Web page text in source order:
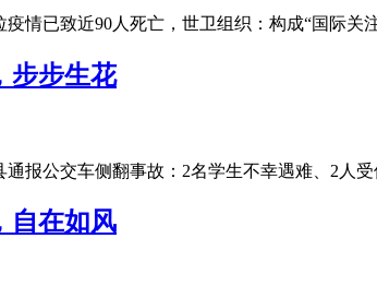
情已致近90人死亡，世卫组织：构成“国际
步步生花
报公交车侧翻事故：2名学生不幸遇难、2人
自在如风